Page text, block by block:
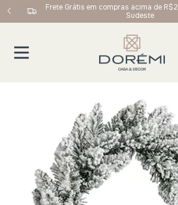
Frete Grátis em compras acima de
Sudeste